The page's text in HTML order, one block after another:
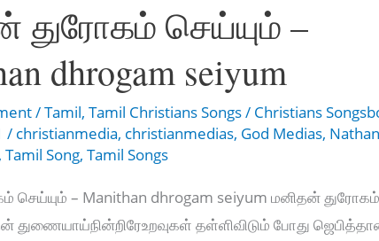
துரோகம் செய்யும் –
dhrogam seiyum
/Tamil,Tamil Christians Songs/ Christians
/ christianmedia, christianmedias, God Medias,
,Tamil Song,Tamil Songs
செய்யும் – Manithan dhrogam seiyum மனிதன்
துணையாய்நின்றிரேஉறவுகள் தள்ளிவிடும் போது